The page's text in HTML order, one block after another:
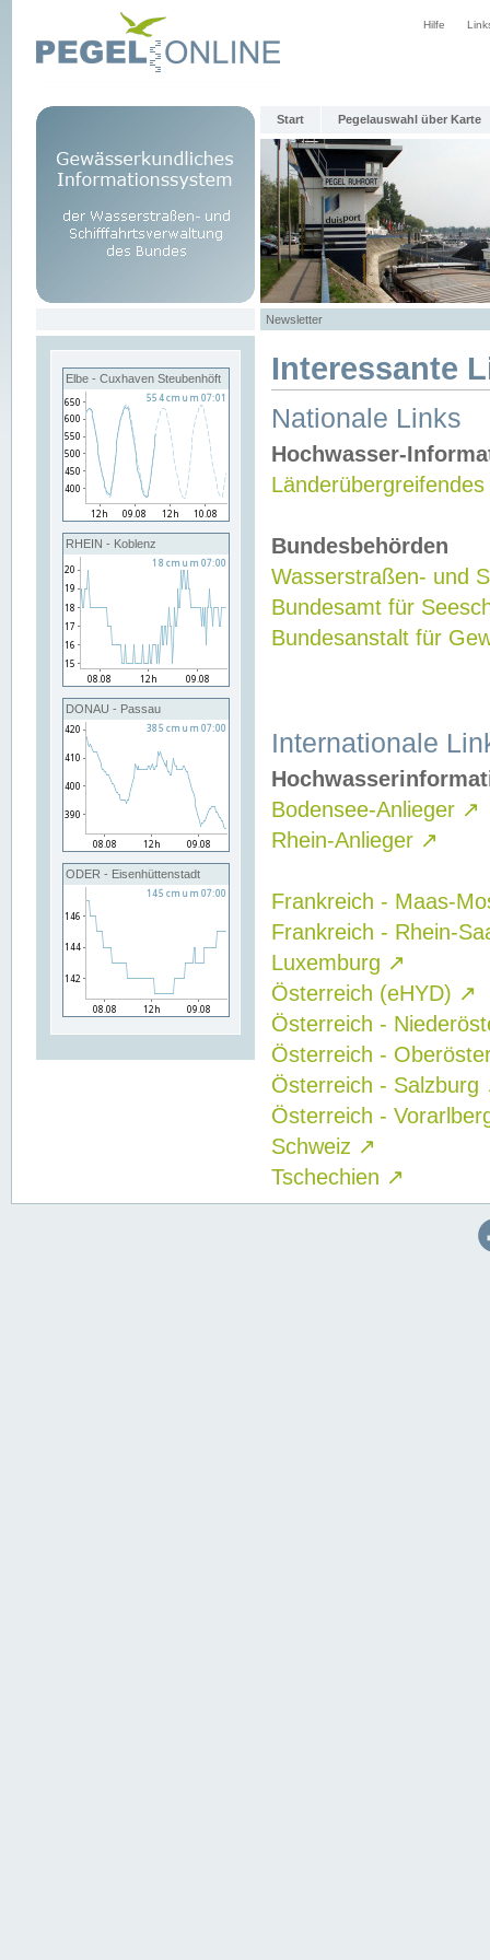
Hilfe
Start Pegelauswahl über Karte
Newsletter
Elbe - Cuxhaven Steubenhöft
RHEIN - Koblenz
DONAU - Passau
ODER - Eisenhüttenstadt
Interessante
Nationale Links
Hochwasser-
Bundesbehörden
Wasserstraßen- und
Bundesamt für
Bundesanstalt für
Internationale
Bodensee-Anlieger ↗
Rhein-Anlieger ↗
Frankreich - Maas-
Frankreich - Rhein-
Luxemburg ↗
Österreich (eHYD) ↗
Österreich -
Österreich -
Österreich - Salzburg
Österreich -
Schweiz ↗
Tschechien ↗